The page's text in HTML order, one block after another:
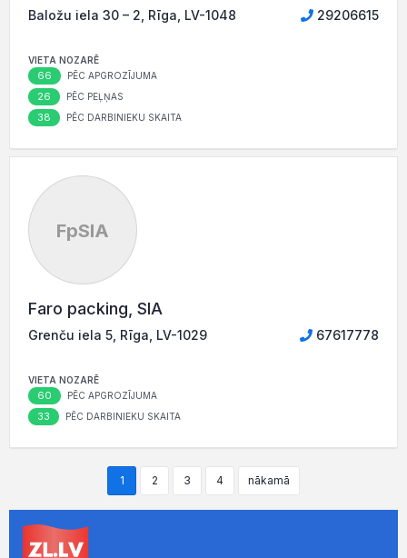
Baložu iela 30 – 2, Rīga, LV-1048 29206615
VIETA NOZARĒ
66 PĒC APGROZĪJUMA
26 PĒC PEĻŅAS
38 PĒC DARBINIEKU SKAITA
FpSIA
Faro packing, SIA
Grenču iela 5, Rīga, LV-1029 67617778
VIETA NOZARĒ
60 PĒC APGROZĪJUMA
33 PĒC DARBINIEKU SKAITA
1 2 3 4 nākamā